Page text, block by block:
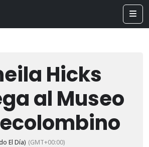
Hicks
al Museo
El Día) (GMT+00:00)